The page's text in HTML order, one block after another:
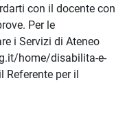
con il docente con
Per le
i Servizi di Ateneo
home/disabilita-e-
per il